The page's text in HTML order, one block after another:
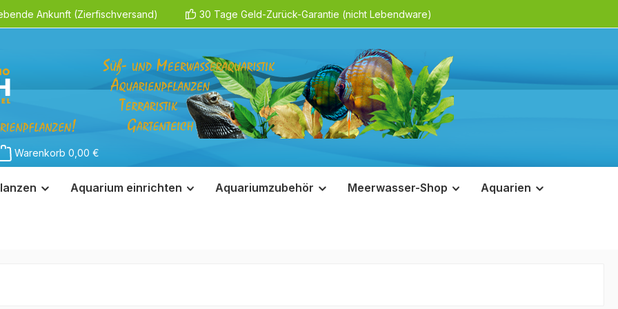
Ankunft (Zierfischversand) 30 Tage Geld-Zurück-Garantie (nicht Lebendware)
Warenkorb 0,00 €
Aquarium einrichten Aquariumzubehör Meerwasser-Shop Aquarien